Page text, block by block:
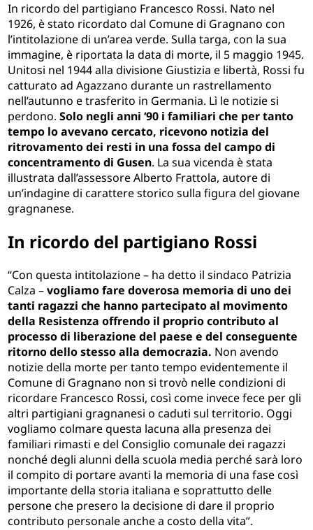
In ricordo del partigiano Francesco Rossi. Nato nel
1926, è stato ricordato dal Comune di Gragnano con
l’intitolazione di un’area verde. Sulla targa, con la sua
immagine, è riportata la data di morte, il 5 maggio 1945.
Unitosi nel 1944 alla divisione Giustizia e libertà, Rossi fu
catturato ad Agazzano durante un rastrellamento
nell’autunno e trasferito in Germania. Lì le notizie si
perdono. Solo negli anni ‘90 i familiari che per tanto
tempo lo avevano cercato, ricevono notizia del
ritrovamento dei resti in una fossa del campo di
concentramento di Gusen. La sua vicenda è stata
illustrata dall’assessore Alberto Frattola, autore di
un’indagine di carattere storico sulla figura del giovane
gragnanese.
In ricordo del partigiano Rossi
“Con questa intitolazione – ha detto il sindaco Patrizia
Calza –vogliamo fare doverosa memoria di uno dei
tanti ragazzi che hanno partecipato al movimento
della Resistenza offrendo il proprio contributo al
processo di liberazione del paese e del conseguente
ritorno dello stesso alla democrazia. Non avendo
notizie della morte per tanto tempo evidentemente il
Comune di Gragnano non si trovò nelle condizioni di
ricordare Francesco Rossi, così come invece fece per gli
altri partigiani gragnanesi o caduti sul territorio. Oggi
vogliamo colmare questa lacuna alla presenza dei
familiari rimasti e del Consiglio comunale dei ragazzi
nonché degli alunni della scuola media perché sarà loro
il compito di portare avanti la memoria di una fase così
importante della storia italiana e soprattutto delle
persone che presero la decisione di dare il proprio
contributo personale anche a costo della vita”.